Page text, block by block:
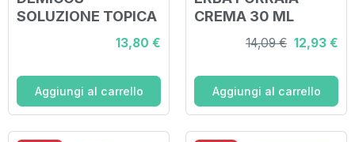
SOLUZIONE TOPICA
13,80 €
Aggiungi al carrello
CREMA 30 ML
14,09 € 12,93 €
Aggiungi al carrello